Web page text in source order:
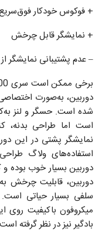
+ فوکوس خودکار
+ نمایشگر قابل چرخش
– عدم پشتیبانی نمایشگر از
دوربین، به‌صورت اختصاصی
است اما طراحی بدنه،
استفاده‌های ولاگ
دوربین بسیار خوب بوده
دوربین، قابلیت چرخش
سلفی بسیار حیاتی
میکروفون باکیفیت روی
بادگیر نیز در نظر گرفته